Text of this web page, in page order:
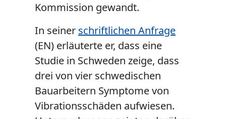
Kommission gewandt.
In seiner schriftlichen Anfrage
(EN) erläuterte er, dass eine
Studie in Schweden zeige, dass
drei von vier schwedischen
Bauarbeitern Symptome von
Vibrationsschäden aufwiesen.